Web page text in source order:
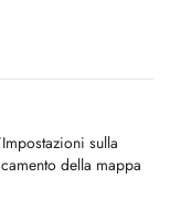
sulla
della mappa